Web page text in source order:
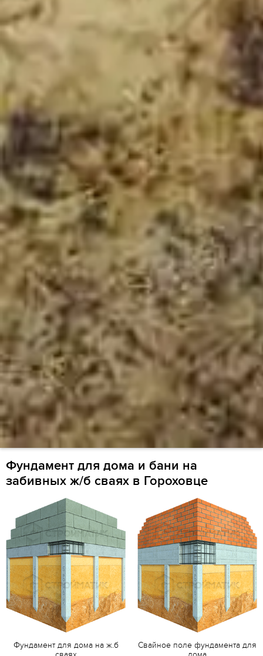
Фундамент для дома и бани на
забивных ж/б сваях в Гороховце
Фундамент для дома на ж.б
Свайное поле фундамента для